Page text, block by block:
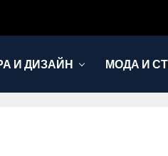
И ДИЗАЙН МОДА И